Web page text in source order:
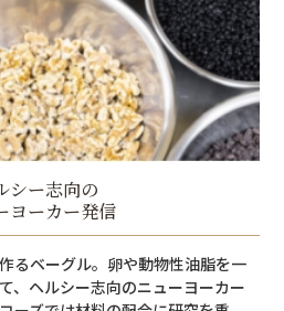
シー志向の
ヨーカー発信
るベーグル。卵や動物性油脂を一
、ヘルシー志向のニューヨーカー